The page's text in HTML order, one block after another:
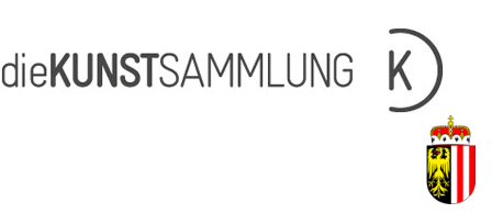
[1]
[2]
mit
Kontaktdaten